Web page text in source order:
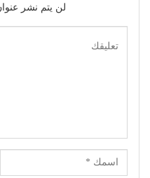
لن يتم نشر